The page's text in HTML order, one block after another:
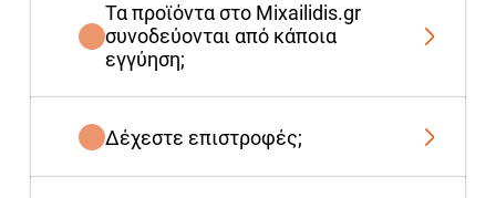
Τα προϊόντα στο Mixailidis.gr
συνοδεύονται από κάποια
εγγύηση;
Δέχεστε επιστροφές;